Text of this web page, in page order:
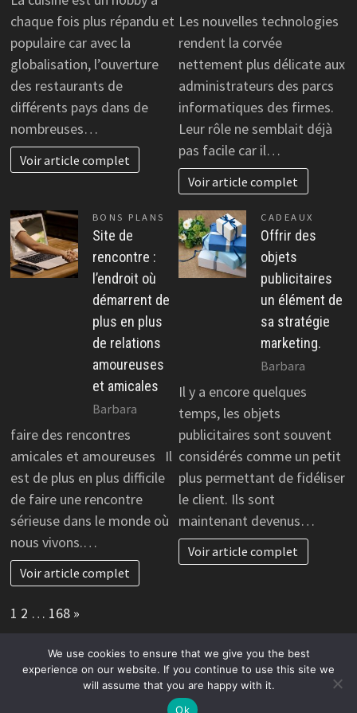
chaque fois plus répandu et
populaire car avec la
globalisation, l’ouverture
des restaurants de
différents pays dans de
nombreuses…
Voir article complet
Les nouvelles technologies
rendent la corvée
nettement plus délicate aux
administrateurs des parcs
informatiques des firmes.
Leur rôle ne semblait déjà
pas facile car il…
Voir article complet
BONS PLANS
Site de
rencontre :
l’endroit où
démarrent de
plus en plus
de relations
amoureuses
et amicales
Barbara
faire des rencontres
amicales et amoureuses Il
est de plus en plus difficile
de faire une rencontre
sérieuse dans le monde où
nous vivons.…
Voir article complet
CADEAUX
Offrir des
objets
publicitaires
un élément de
sa stratégie
marketing.
Barbara
Il y a encore quelques
temps, les objets
publicitaires sont souvent
considérés comme un petit
plus permettant de fidéliser
le client. Ils sont
maintenant devenus…
Voir article complet
Page:
1 2 … 168 Next
»
Copyright © 2026Avantages et promotion pour commerces
WordPress et
We use cookies to ensure that we give you the best
experience on our website. If you continue to use this site we
will assume that you are happy with it.
Ok